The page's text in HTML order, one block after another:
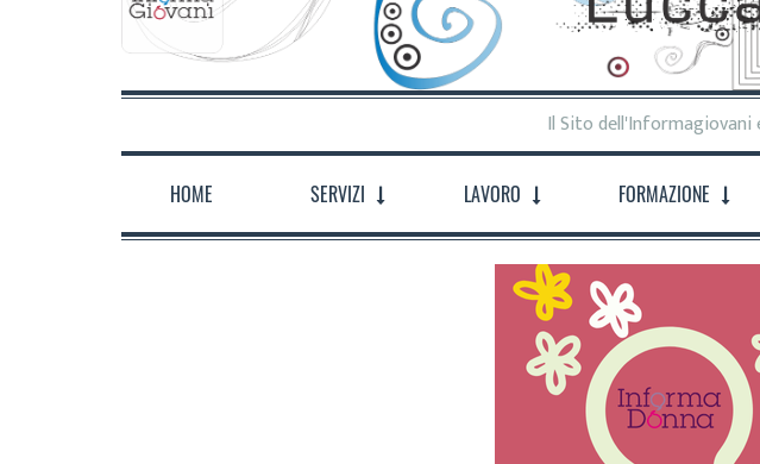
Il Sito dell'Informagiovani
HOME SERVIZI LAVORO FORMAZIONE